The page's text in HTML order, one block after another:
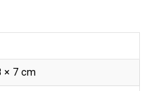
× 7 cm